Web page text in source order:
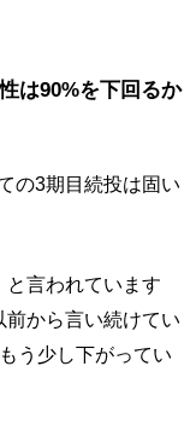
は90%を下回るか
の3期目続投は固い
言われています
から言い続けてい
う少し下がってい